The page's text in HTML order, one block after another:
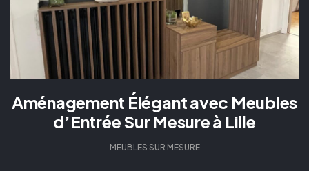
Aménagement Élégant avec Meubles
d’Entrée Sur Mesure à Lille
MEUBLES SUR MESURE